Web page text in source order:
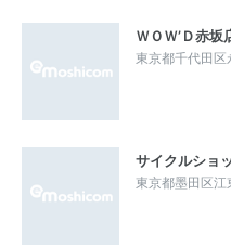
ＷＯＷ’Ｄ赤坂
東京都千代田区
サイクルショ
東京都墨田区江